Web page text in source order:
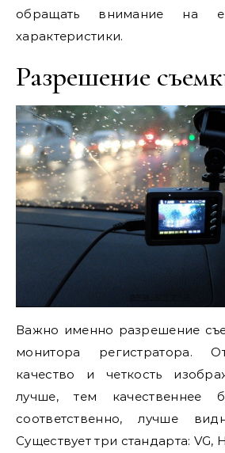
обращать внимание на
характеристики.
Разрешение
Важно именно разрешение
монитора регистратора.
качество и четкость
лучше, тем качественнее
соответственно, лучше
Существует три стандарта: VG,